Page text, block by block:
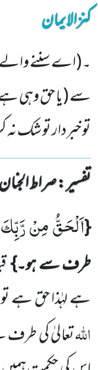
کنزالایمان
۔(اے سننے
سے (یا حق وہی
تو خبردار تو شک نہ
تفسیر : ‎صراط الجنان
{اَلْحَقُّ مِنْ رَّبِّكَ
طرف سے ہو۔}
ہے لہٰذا حق ہے
اللہتعالیٰ کی